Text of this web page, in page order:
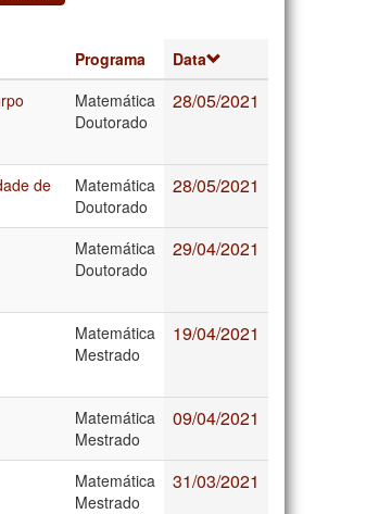
Programa
Data
Matemática
Doutorado
28/05/2021
de
Matemática
Doutorado
28/05/2021
Matemática
Doutorado
29/04/2021
Matemática
Mestrado
19/04/2021
Matemática
Mestrado
09/04/2021
Matemática
Mestrado
31/03/2021